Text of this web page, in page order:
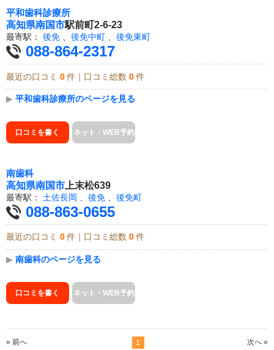
平和歯科診療所
高知県南国市駅前町2-6-23
最寄駅： 後免 、 後免中町 、 後免東町
088-864-2317
最近の口コミ 0 件｜口コミ総数 0 件
▶ 平和歯科診療所のページを見る
口コミを書く ネット・WEB予約
南歯科
高知県南国市 上末松639
最寄駅： 土佐長岡 後免 後免町
088-863-0655
最近の口コミ 0 件｜口コミ総数 0 件
▶ 南歯科のページを見る
口コミを書く ネット・WEB予約
« 前へ 1 次へ »